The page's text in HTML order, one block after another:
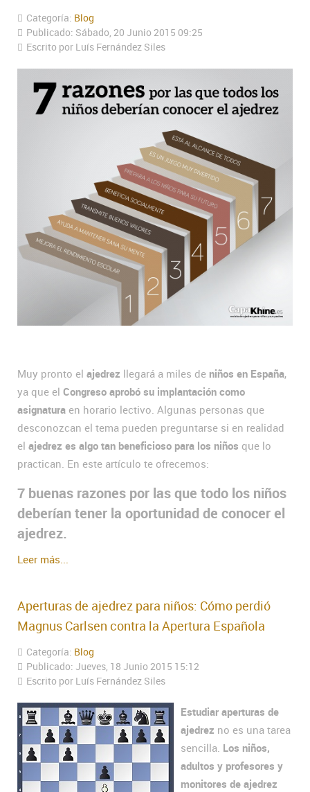
Categoría: Blog
Publicado: Sábado, 20 Junio 2015 09:25
Escrito por Luís Fernández Siles
Muy pronto el ajedrez llegará a miles de niños en España,
ya que el Congreso aprobó su implantación como
asignatura en horario lectivo. Algunas personas que
desconozcan el tema pueden preguntarse si en realidad
el ajedrez es algo tan beneficioso para los niños que lo
practican. En este artículo te ofrecemos:
7 buenas razones por las que todo los niños
deberían tener la oportunidad de conocer el
ajedrez.
Leer más...
Aperturas de ajedrez para niños: Cómo perdió
Magnus Carlsen contra la Apertura Española
Categoría: Blog
Publicado: Jueves, 18 Junio 2015 15:12
Escrito por Luís Fernández Siles
Estudiar aperturas de
ajedrez no es una tarea
sencilla. Los niños,
adultos y profesores y
monitores de ajedrez